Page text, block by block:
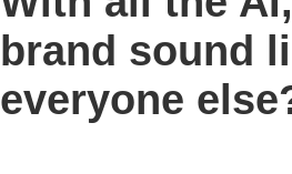
brand sound
everyone